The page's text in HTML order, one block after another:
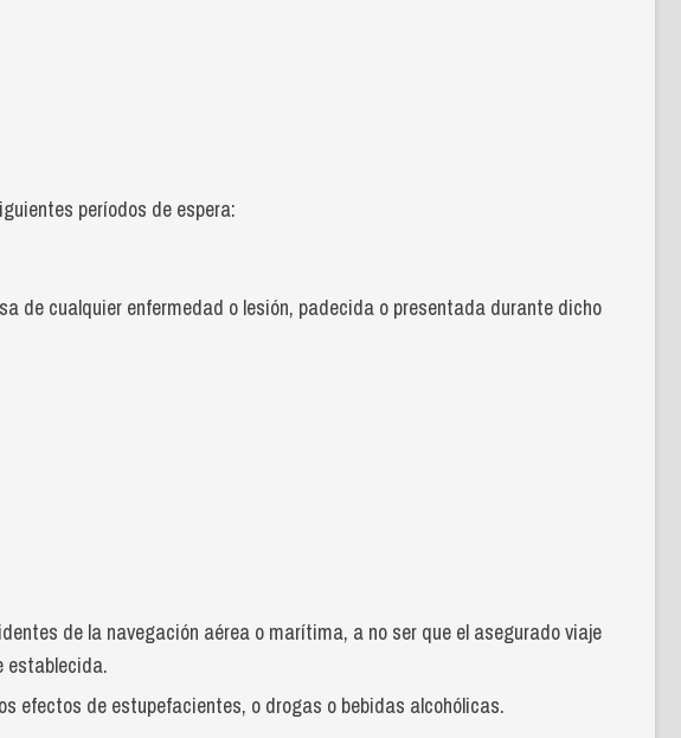
períodos de espera:
de cualquier enfermedad o lesión, padecida o presentada durante dicho
de la navegación aérea o marítima, a no ser que el asegurado viaje
establecida.
efectos de estupefacientes, o drogas o bebidas alcohólicas.